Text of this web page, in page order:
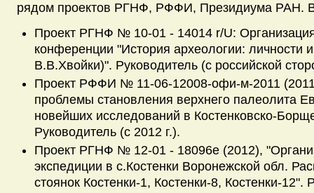
рядом проектов РГНФ, РФФИ, Президиума РАН. В
Проект РГНФ № 10-01 - 14014 r/U:
конференции "История археологии: личности
В.В.Хвойки)". Руководитель (с российской
Проект РФФИ № 11-06-12008-офи-м-2011
проблемы становления верхнего палеолита
новейших исследований в Костенковско-
Руководитель (с 2012 г.).
Проект РГНФ № 12-01 - 18096е (2012),
экспедиции в с.Костенки Воронежской обл.
стоянок Костенки-1, Костенки-8, Костенки-12".